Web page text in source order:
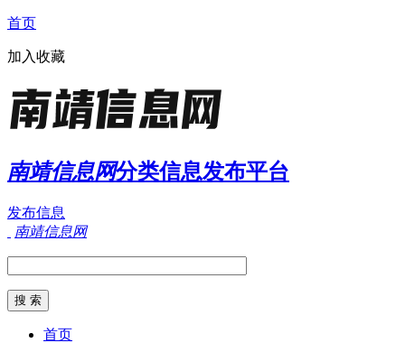
首页
加入收藏
南靖信息网分类信息发布平台
发布信息
南靖信息网
首页